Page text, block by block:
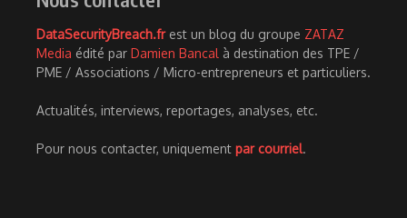
DataSecurityBreach.frest un blog du groupe ZATAZ
Media édité par Damien Bancal à destination des TPE /
PME / Associations / Micro-entrepreneurs et particuliers.
Actualités, interviews, reportages, analyses, etc.
Pour nous contacter, uniquement par courriel.